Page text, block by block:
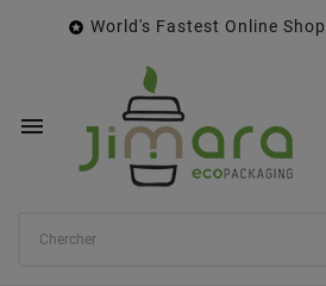
 World's Fastest Online
